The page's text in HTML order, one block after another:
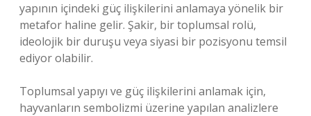
yapının içindeki güç ilişkilerini anlamaya yönelik bir
metafor haline gelir. Şakir, bir toplumsal rolü,
ideolojik bir duruşu veya siyasi bir pozisyonu temsil
ediyor olabilir.
Toplumsal yapıyı ve güç ilişkilerini anlamak için,
hayvanların sembolizmi üzerine yapılan analizlere